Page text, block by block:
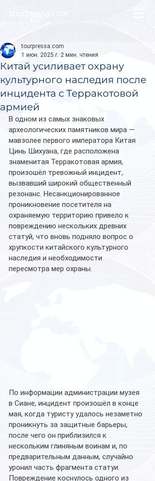
Китай усиливает охрану
культурного наследия после
инцидента с Терракотовой
армией
tourpressa.com
1 июн. 2025 г. 2 мин. чтения
В одном из самых знаковых
археологических памятников мира —
мавзолее первого императора Китая
Цинь Шихуана, где расположена
знаменитая Терракотовая армия,
произошёл тревожный инцидент,
вызвавший широкий общественный
резонанс. Несанкционированное
проникновение посетителя на
охраняемую территорию привело к
повреждению нескольких древних
статуй, что вновь подняло вопрос о
хрупкости китайского культурного
наследия и необходимости
пересмотра мер охраны.
По информации администрации музея
в Сиане, инцидент произошёл в конце
мая, когда туристу удалось незаметно
проникнуть за защитные барьеры,
после чего он приблизился к
нескольким глиняным воинам и, по
предварительным данным, случайно
уронил часть фрагмента статуи.
Повреждение коснулось одного из